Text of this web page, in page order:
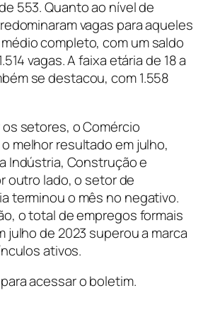
553. Quanto ao nível de
vagas para aqueles
completo, com um saldo
vagas. A faixa etária de 18 a
se destacou, com 1.558
setores, o Comércio
melhor resultado em julho,
Indústria, Construção e
outro lado, o setor de
terminou o mês no negativo.
o total de empregos formais
julho de 2023 superou a marca
ativos.
para acessar o boletim.